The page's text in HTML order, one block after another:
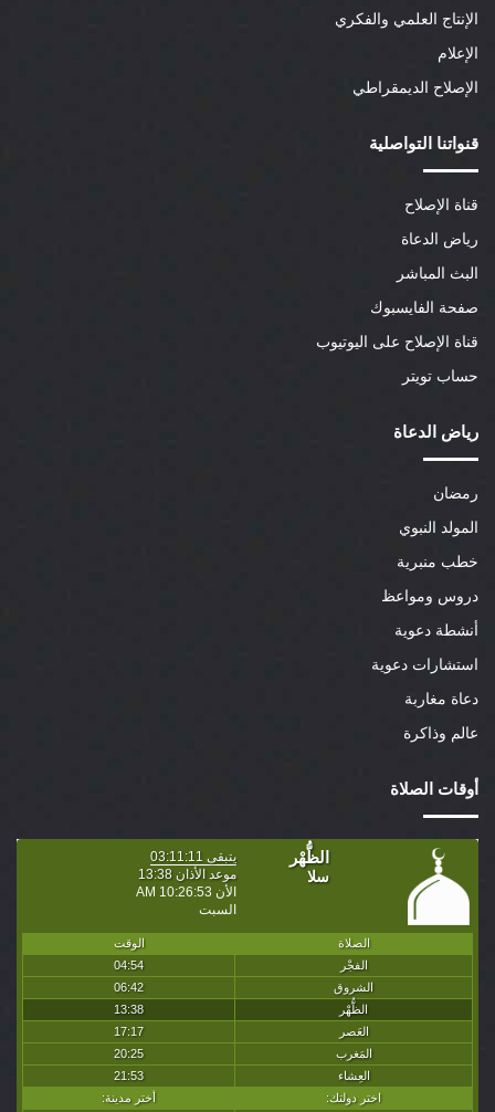
الإنتاج العلمي والفكري
الإعلام
الإصلاح الديمقراطي
قنواتنا التواصلية
قناة الإصلاح
رياض الدعاة
البث المباشر
صفحة الفايسبوك
قناة الإصلاح على اليوتيوب
حساب تويتر
رياض الدعاة
رمضان
المولد النبوي
خطب منبرية
دروس ومواعظ
أنشطة دعوية
استشارات دعوية
دعاة مغاربة
عالم وذاكرة
أوقات الصلاة